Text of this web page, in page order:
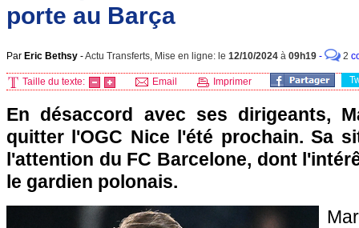
porte au Barça
Par Eric Bethsy -Actu Transferts, Mise en ligne: le 12/10/2024 à 09h19 - 2
Taille du texte: Email Imprimer
En désaccord avec ses dirigeants,
quitter l'OGC Nice l'été prochain. Sa
l'attention du FC Barcelone, dont
le gardien polonais.